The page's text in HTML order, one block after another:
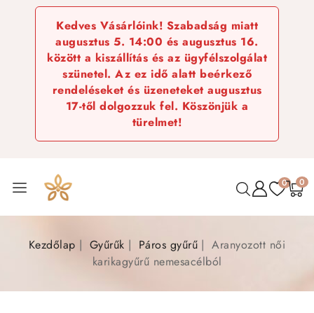
Kedves Vásárlóink! Szabadság miatt
augusztus 5. 14:00 és augusztus 16.
között a kiszállítás és az ügyfélszolgálat
szünetel. Az ez idő alatt beérkező
rendeléseket és üzeneteket augusztus
17-től dolgozzuk fel. Köszönjük a
türelmet!
0 0
Kezdőlap Gyűrűk Páros gyűrű
Aranyozott női
karikagyűrű nemesacélból